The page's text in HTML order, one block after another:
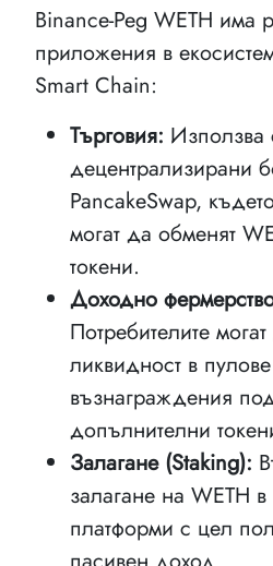
Binance-Peg WETH има
приложения в
Smart Chain:
Търговия: Използва
децентрализирани
PancakeSwap,
могат да обменят
токени.
Доходно
Потребителите
ликвидност в
възнаграждения
допълнителни
Залагане (Staking):
залагане на WETH
платформи с цел